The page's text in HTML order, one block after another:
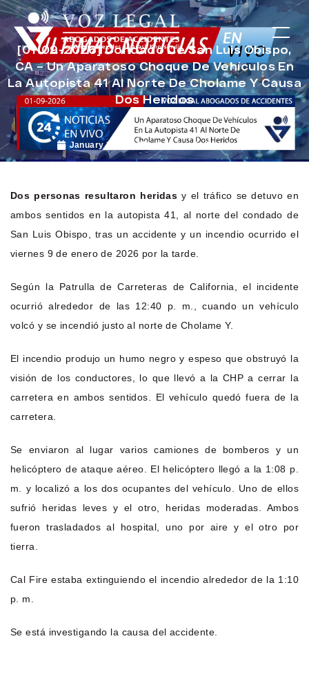
[01-09-2026] Condado De San Luis Obispo,
CA – Un Aparatoso Choque De Vehículos En
La Autopista 41 Al Norte De Cholame Y Causa
Dos Heridos
January 20, 2026 Noticias de Accidentes
Dos personas resultaron heridas y el tráfico se detuvo en
ambos sentidos en la autopista 41, al norte del condado de
San Luis Obispo, tras un accidente y un incendio ocurrido el
viernes 9 de enero de 2026 por la tarde.
Según la Patrulla de Carreteras de California, el incidente
ocurrió alrededor de las 12:40 p. m., cuando un vehículo
volcó y se incendió justo al norte de Cholame Y.
El incendio produjo un humo negro y espeso que obstruyó la
visión de los conductores, lo que llevó a la CHP a cerrar la
carretera en ambos sentidos. El vehículo quedó fuera de la
carretera.
Se enviaron al lugar varios camiones de bomberos y un
helicóptero de ataque aéreo. El helicóptero llegó a la 1:08 p.
m. y localizó a los dos ocupantes del vehículo. Uno de ellos
sufrió heridas leves y el otro, heridas moderadas. Ambos
fueron trasladados al hospital, uno por aire y el otro por
tierra.
Cal Fire estaba extinguiendo el incendio alrededor de la 1:10
p. m.
Se está investigando la causa del accidente.